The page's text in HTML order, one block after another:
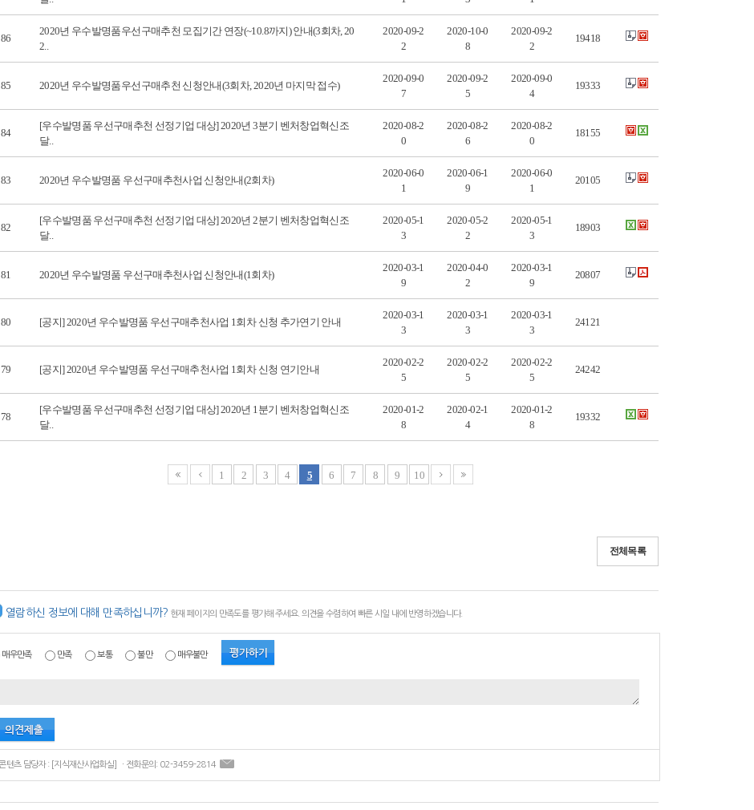
86
2020년 우수발명품우선구매추천 모집기간 연장(~10.8까지) 안내(3회차, 20
2..
2020-09-2
2
2020-10-0
8
2020-09-2
2
19418
85 2020년 우수발명품우선구매추천 신청안내(3회차, 2020년 마지막 접수)
2020-09-0
7
2020-09-2
5
2020-09-0
4
19333
84
[우수발명품 우선구매추천 선정기업 대상] 2020년 3분기 벤처창업혁신조
달..
2020-08-2
0
2020-08-2
6
2020-08-2
0
18155
83 2020년 우수발명품 우선구매추천사업 신청안내(2회차)
2020-06-0
1
2020-06-1
9
2020-06-0
1
20105
82
[우수발명품 우선구매추천 선정기업 대상] 2020년 2분기 벤처창업혁신조
달..
2020-05-1
3
2020-05-2
2
2020-05-1
3
18903
81 2020년 우수발명품 우선구매추천사업 신청안내(1회차)
2020-03-1
9
2020-04-0
2
2020-03-1
9
20807
80 [공지] 2020년 우수발명품 우선구매추천사업 1회차 신청 추가연기 안내
2020-03-1
3
2020-03-1
3
2020-03-1
3
24121
79 [공지] 2020년 우수발명품 우선구매추천사업 1회차 신청 연기안내
2020-02-2
5
2020-02-2
5
2020-02-2
5
24242
78
[우수발명품 우선구매추천 선정기업 대상] 2020년 1분기 벤처창업혁신조
달..
2020-01-2
8
2020-02-1
4
2020-01-2
8
19332
1 2 3 4 5 6 7 8 9 10
전체목록
열람하신 정보에 대해 만족하십니까? 현재 페이지의 만족도를 평가해 주세요. 의견을 수렴하여 빠른 시일 내에 반영하겠습니다.
매우만족 만족 보통 불만 매우불만
ㆍ콘텐츠 담당자 : [지식재산사업화실] ㆍ전화문의: 02-3459-2814